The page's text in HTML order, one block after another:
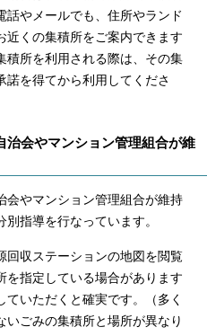
話やメールでも、住所やランド
近くの集積所をご案内できます
積所を利用される際は、その集
を得てから利用してくださ
治会やマンション管理組合が維
会やマンション管理組合が維持
指導を行なっています。
回収ステーションの地図を閲覧
を指定している場合があります
いただくと確実です。（多く
ごみの集積所と場所が異なり